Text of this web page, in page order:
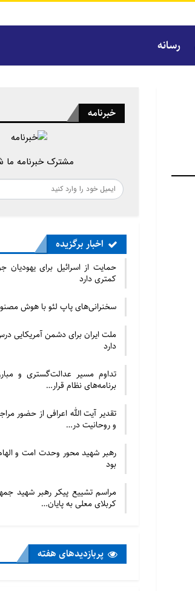
رسانه
خبرنامه
مشترک خبرنامه ما
اخبار برگزیده
حمایت از اسرائیل برای یهودیان
کمتری دارد
سخنرانی‌های پاپ لئو با هوش
ملت ایران برای دشمن آمریکایی
دارد
تداوم مسیر عدالت‌گستری و
برنامه‌های نظام قرار…
تقدیر آیت الله اعرافی از حضور
و روحانیت در…
رهبر شهید محور وحدت امت و
بود
مراسم تشییع پیکر رهبر شهید
کربلای معلی به پایان…
پربازدید‌های هفته